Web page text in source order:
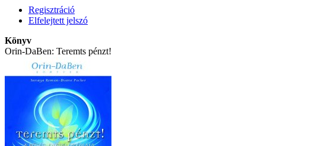
Regisztráció
Elfelejtett jelszó
Könyv
Orin-DaBen: Teremts pénzt!